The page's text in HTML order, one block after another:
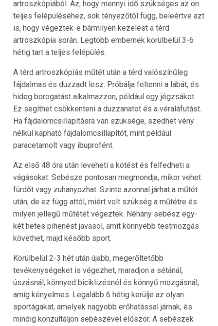
artroszkópiából. Az, hogy mennyi idő szükséges az ön
teljes felépüléséhez, sok tényezőtől függ, beleértve azt
is, hogy végeztek-e bármilyen kezelést a térd
artroszkópia során. Legtöbb embernek körülbelül 3-6
hétig tart a teljes felépülés.
A térd artroszkópiás műtét után a térd valószínűleg
fájdalmas és duzzadt lesz. Próbálja feltenni a lábát, és
hideg borogatást alkalmazzon, például egy jégzsákot.
Ez segíthet csökkenteni a duzzanatot és a véraláfutást.
Ha fájdalomcsillapításra van szüksége, szedhet vény
nélkül kapható fájdalomcsillapítót, mint például
paracetamolt vagy ibuprofént.
Az első 48 óra után leveheti a kötést és felfedheti a
vágásokat. Sebésze pontosan megmondja, mikor vehet
fürdőt vagy zuhanyozhat. Szinte azonnal járhat a műtét
után, de ez függ attól, miért volt szükség a műtétre és
milyen jellegű műtétet végeztek. Néhány sebész egy-
két hetes pihenést javasol, amit könnyebb testmozgás
követhet, majd később sport.
Körülbelül 2-3 hét után újabb, megerőltetőbb
tevékenységeket is végezhet, maradjon a sétánál,
úszásnál, könnyed biciklizésnél és könnyű mozgásnál,
amíg kényelmes. Legalább 6 hétig kerülje az olyan
sportágakat, amelyek nagyobb erőhatással járnak, és
mindig konzultáljon sebészével először. A sebészek